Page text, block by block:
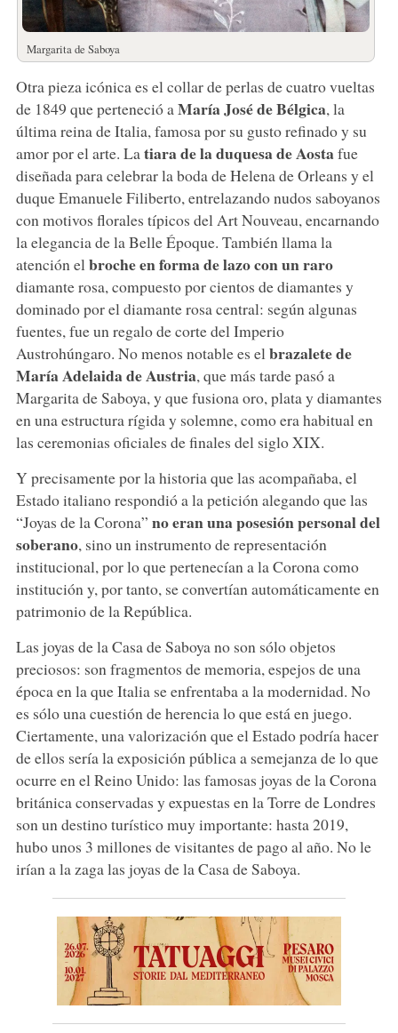
Margarita de Saboya
Otra pieza icónica es el collar de perlas de cuatro vueltas
de 1849 que perteneció aMaría José de Bélgica, la
última reina de Italia, famosa por su gusto refinado y su
amor por el arte. Latiara de la duquesa de Aostafue
diseñada para celebrar la boda de Helena de Orleans y el
duque Emanuele Filiberto, entrelazando nudos saboyanos
con motivos florales típicos del Art Nouveau, encarnando
la elegancia de la Belle Époque. También llama la
atención elbroche en forma de lazo con un raro
diamante rosa, compuesto por cientos de diamantes y
dominado por el diamante rosa central: según algunas
fuentes, fue un regalo de corte del Imperio
Austrohúngaro. No menos notable es elbrazalete de
María Adelaida de Austria, que más tarde pasó a
Margarita de Saboya, y que fusiona oro, plata y diamantes
en una estructura rígida y solemne, como era habitual en
las ceremonias oficiales de finales del siglo XIX.
Y precisamente por la historia que las acompañaba, el
Estado italiano respondió a la petición alegando que las
“Joyas de la Corona” no eran una posesión personal del
soberano, sino un instrumento de representación
institucional, por lo que pertenecían a la Corona como
institución y, por tanto, se convertían automáticamente en
patrimonio de la República.
Las joyas de la Casa de Saboya no son sólo objetos
preciosos: son fragmentos de memoria, espejos de una
época en la que Italia se enfrentaba a la modernidad. No
es sólo una cuestión de herencia lo que está en juego.
Ciertamente, una valorización que el Estado podría hacer
de ellos sería la exposición pública a semejanza de lo que
ocurre en el Reino Unido: las famosas joyas de la Corona
británica conservadas y expuestas en la Torre de Londres
son un destino turístico muy importante: hasta 2019,
hubo unos 3 millones de visitantes de pago al año. No le
irían a la zaga las joyas de la Casa de Saboya.